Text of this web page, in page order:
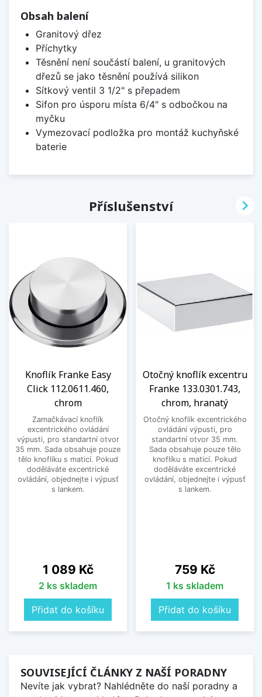
Obsah balení
Granitový dřez
Příchytky
Těsnění není součástí balení, u granitových
dřezů se jako těsnění používá silikon
Sítkový ventil 3 1/2" s přepadem
Sifon pro úsporu místa 6/4" s odbočkou na
myčku
Vymezovací podložka pro montáž kuchyňské
baterie
Příslušenství
Knoflík Franke Easy
Click 112.0611.460,
chrom
Zamačkávací knoflík
excentrického ovládání
výpusti, pro standartní otvor
35 mm. Sada obsahuje pouze
tělo knoflíku s maticí. Pokud
doděláváte excentrické
ovládání, objednejte i výpusť
s lankem.
Cena
1 089 Kč
2 ks skladem
Přidat do košíku
Otočný knoflík excentru
Franke 133.0301.743,
chrom, hranatý
Otočný knoflík excentrického
ovládání výpusti, pro
standartní otvor 35 mm.
Sada obsahuje pouze tělo
knoflíku s maticí. Pokud
doděláváte excentrické
ovládání, objednejte i výpusť
s lankem.
Cena
759 Kč
1 ks skladem
Přidat do košíku

SOUVISEJÍCÍ ČLÁNKY Z NAŠÍ PORADNY
Nevíte jak vybrat? Nahlédněte do naší poradny a